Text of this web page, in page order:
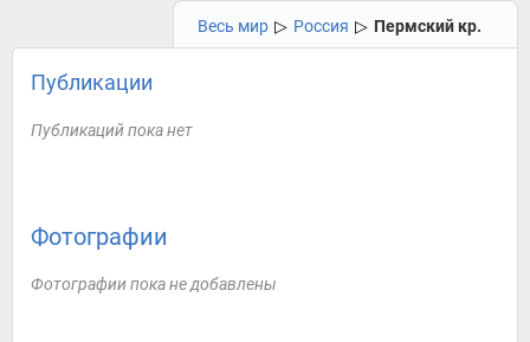
Весь мир ▷ Россия ▷ Пермский кр.
Публикации
Публикаций пока нет
Фотографии
Фотографии пока не добавлены